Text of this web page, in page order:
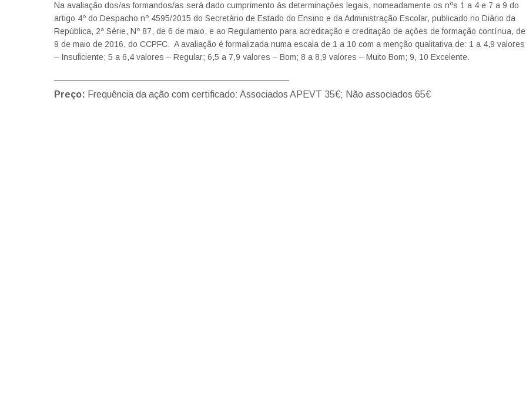
Na avaliação dos/as formandos/as será dado cumprimento às determinações legais, nomeadamente os nºs 1 a 4 e 7 a 9 do
artigo 4º do Despacho nº 4595/2015 do Secretário de Estado do Ensino e da Administração Escolar, publicado no Diário da
República, 2ª Série, Nº 87, de 6 de maio, e ao Regulamento para acreditação e creditação de ações de formação contínua, de
9 de maio de 2016, do CCPFC. A avaliação é formalizada numa escala de 1 a 10 com a menção qualitativa de: 1 a 4,9 valores
– Insuficiente; 5 a 6,4 valores – Regular; 6,5 a 7,9 valores – Bom; 8 a 8,9 valores – Muito Bom; 9, 10 Excelente.
Preço: Frequência da ação com certificado: Associados APEVT 35€; Não associados 65€